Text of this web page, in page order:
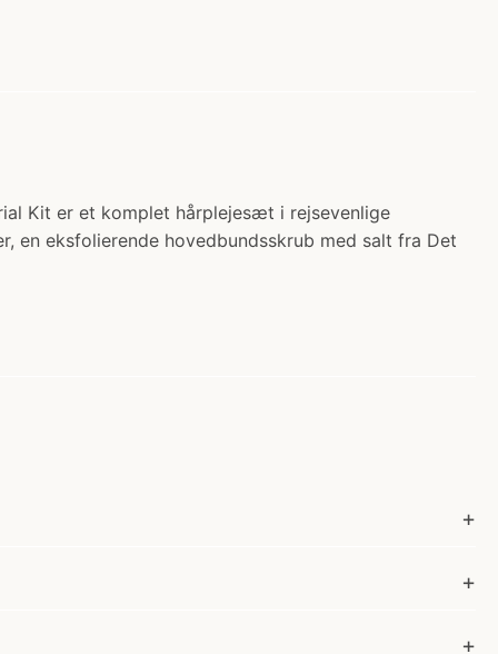
Kit er et komplet hårplejesæt i rejsevenlige
en eksfolierende hovedbundsskrub med salt fra Det